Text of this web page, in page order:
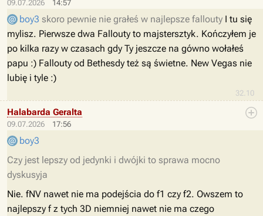
09.07.2026 14:57
32.10
boy3 skoro pewnie nie grałeś w najlepsze fallouty I tu się
mylisz. Pierwsze dwa Fallouty to majstersztyk. Kończyłem je
po kilka razy w czasach gdy Ty jeszcze na gówno wołałeś
papu :) Fallouty od Bethesdy też są świetne. New Vegas nie
lubię i tyle :)
09.07.2026 17:56
Halabarda Geralta
boy3
Czy jest lepszy od jedynki i dwójki to sprawa mocno
dyskusyja
Nie. fNV nawet nie ma podejścia do f1 czy f2. Owszem to
najlepszy f z tych 3D niemniej nawet nie ma czego